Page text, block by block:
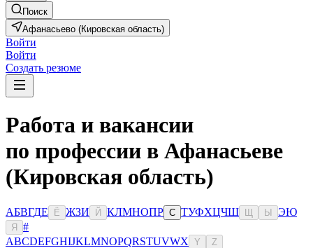
Поиск
Афанасьево (Кировская область)
Войти
Войти
Создать резюме
Работа и вакансии
по профессии в Афанасьеве
(Кировская область)
АБВГДЕ Ё ЖЗИ Й КЛМНОПР С ТУФХЦЧШ Ы ЭЮ
Я
#
ABCDEFGHIJKLMNOPQRSTUVWX Y Z